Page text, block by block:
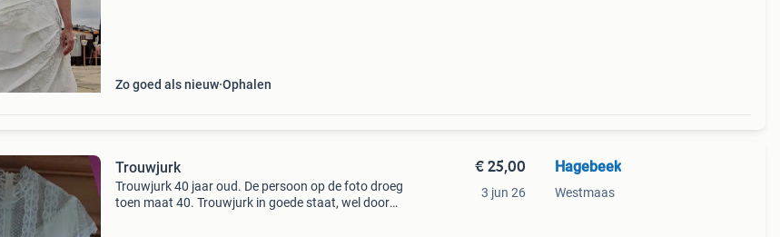
Zo goed als nieuw Ophalen
Trouwjurk
Trouwjurk 40 jaar oud. De persoon op de foto droeg
toen maat 40. Trouwjurk in goede staat, wel door
€ 25,00
3 jun 26
Hagebeek
Westmaas